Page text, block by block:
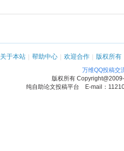
关于本站 | 帮助中心 | 欢迎合作 | 版权所有
万维QQ投稿交
版权所有
纯自助论文投稿平台 E-mail：